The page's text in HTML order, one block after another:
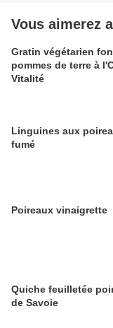
Vous aimerez
Gratin végétarien
pommes de terre à
Vitalité
Linguines aux
fumé
Poireaux vinaigrette
Quiche feuilletée
de Savoie